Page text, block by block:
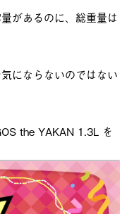
があるのに、総重量は
にならないのではない
the YAKAN 1.3L を